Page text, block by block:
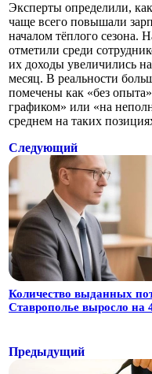
Эксперты определили,
чаще всего повышали
началом тёплого сезона.
отметили среди
их доходы увеличились
месяц. В реальности
помечены как «без
графиком» или «на
среднем на таких
Следующий
Количество выданных
Ставрополье выросло на
Предыдущий